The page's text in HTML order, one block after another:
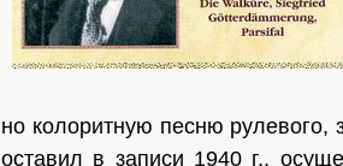
но колоритную песню рулевого,
оставил в записи 1940 г.,